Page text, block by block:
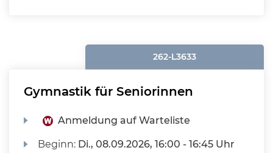
262-L3633
Gymnastik für Seniorinnen
Anmeldung auf Warteliste
Beginn: Di., 08.09.2026, 16:00 - 16:45 Uhr